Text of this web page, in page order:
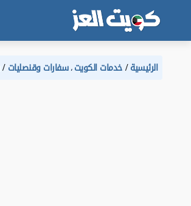
الرئيسية خدمات الكويت،سفارات وقنصليات